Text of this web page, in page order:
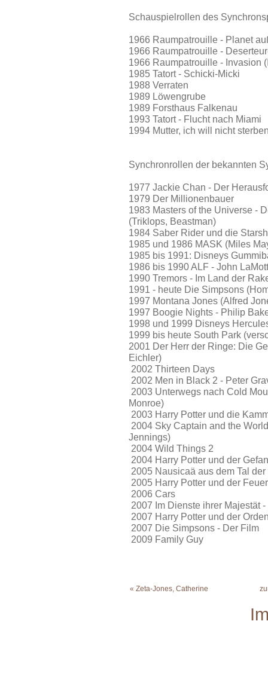
Schauspielrollen des
1966 Raumpatrouille - Planet
1966 Raumpatrouille -
1966 Raumpatrouille - Invasion
1985 Tatort - Schicki-Micki
1988 Verraten
1989 Löwengrube
1989 Forsthaus Falkenau
1993 Tatort - Flucht nach Miami
1994 Mutter, ich will nicht
Synchronrollen der bekannten
1977 Jackie Chan - Der
1979 Der Millionenbauer
1983 Masters of the Universe -
(Triklops, Beastman)
1984 Saber Rider und die
1985 und 1986 MASK (Miles
1985 bis 1991: Disneys
1986 bis 1990 ALF - John
1990 Tremors - Im Land der
1991 - heute Die Simpsons
1997 Montana Jones (Alfred
1997 Boogie Nights - Philip
1998 und 1999 Disneys
1999 bis heute South Park
2001 Der Herr der Ringe: Die
Eichler)
2002 Thirteen Days
2002 Men in Black 2 - Peter
2003 Unterwegs nach Cold
Monroe)
2003 Harry Potter und die
2004 Sky Captain and the
Jennings)
2004 Wild Things 2
2004 Harry Potter und der
2005 Nausicaä aus dem Tal
2005 Harry Potter und der
2006 Cars
2007 Im Dienste ihrer Majestät
2007 Harry Potter und der
2007 Die Simpsons - Der Film
2009 Family Guy
« Zeta-Jones, Catherine